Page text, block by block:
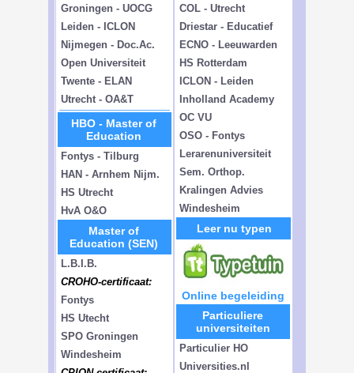
Groningen - UOCG
Leiden - ICLON
Nijmegen - Doc.Ac.
Open Universiteit
Twente - ELAN
Utrecht - OA&T
HBO - Master of
Education
Fontys - Tilburg
HAN - Arnhem Nijm.
HS Utrecht
HvA O&O
Master of
Education (SEN)
L.B.I.B.
CROHO-certificaat:
Fontys
HS Utecht
SPO Groningen
Windesheim
COL - Utrecht
Driestar - Educatief
ECNO - Leeuwarden
HS Rotterdam
ICLON - Leiden
Inholland Academy
OC VU
OSO - Fontys
Lerarenuniversiteit
Sem. Orthop.
Kralingen Advies
Windesheim
Leer nu typen
Online begeleiding
Particuliere
universiteiten
Particulier HO
Universities.nl